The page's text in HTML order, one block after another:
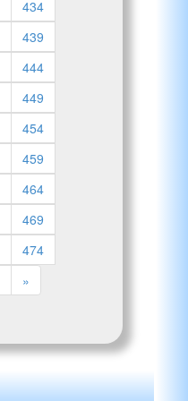
434
439
444
449
454
459
464
469
474
»